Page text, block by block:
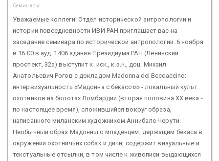
Семинары
Уважаемые коллеги! Отдел исторической антропологии и
истории повседневности ИВИ РАН приглашает вас на
заседание семинара по исторической антропологии. 6 ноября
в 16.00 в ауд. 1406 здания Президиума РАН (Ленинский
проспект, 32а) выступит к. иск., к.э.н., доц. Михаил
Анатольевич Рогов с докладом Madonna del Beccaccino:
интервизуальность «Мадонна с бекасом» - локальный культ
охотников на болотах Ломбардии (вторая половина XX века -
по настоящее время), сложившийся вокруг образа,
написанного миланским художником Аннибале Черути.
Необычный образ Мадонны с младенцем, держащим бекаса в
окружении охотничьих собак и дичи, содержит визуальные и
текстуальные отсылки, в том числе к живописи выдающихся